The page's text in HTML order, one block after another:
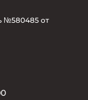
№580485 от